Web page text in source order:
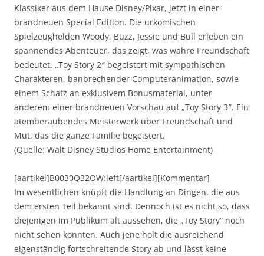
Klassiker aus dem Hause Disney/Pixar, jetzt in einer
brandneuen Special Edition. Die urkomischen
Spielzeughelden Woody, Buzz, Jessie und Bull erleben ein
spannendes Abenteuer, das zeigt, was wahre Freundschaft
bedeutet. „Toy Story 2″ begeistert mit sympathischen
Charakteren, banbrechender Computeranimation, sowie
einem Schatz an exklusivem Bonusmaterial, unter
anderem einer brandneuen Vorschau auf „Toy Story 3″. Ein
atemberaubendes Meisterwerk über Freundschaft und
Mut, das die ganze Familie begeistert.
(Quelle: Walt Disney Studios Home Entertainment)
[aartikel]B0030Q32OW:left[/aartikel][Kommentar]
Im wesentlichen knüpft die Handlung an Dingen, die aus
dem ersten Teil bekannt sind. Dennoch ist es nicht so, dass
diejenigen im Publikum alt aussehen, die „Toy Story“ noch
nicht sehen konnten. Auch jene holt die ausreichend
eigenständig fortschreitende Story ab und lässt keine